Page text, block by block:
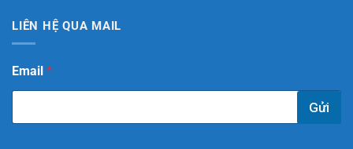
LIÊN HỆ QUA MAIL
E
Email *
Gửi